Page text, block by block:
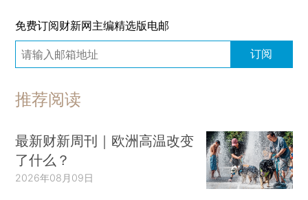
免费订阅财新网主编精选版电邮
订阅
推荐阅读
最新财新周刊｜欧洲高温改变
了什么？
2026年08月09日